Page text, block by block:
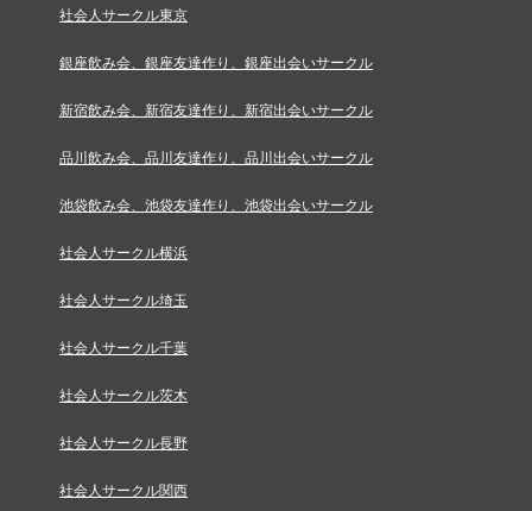
社会人サークル東京
銀座飲み会、銀座友達作り、銀座出会いサークル
新宿飲み会、新宿友達作り、新宿出会いサークル
品川飲み会、品川友達作り、品川出会いサークル
池袋飲み会、池袋友達作り、池袋出会いサークル
社会人サークル横浜
社会人サークル埼玉
社会人サークル千葉
社会人サークル茨木
社会人サークル長野
社会人サークル関西